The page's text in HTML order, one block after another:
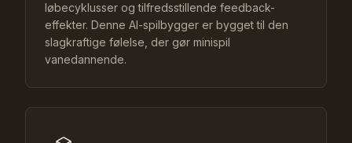
løbecyklusser og tilfredsstillende feedback-
effekter. Denne AI-spilbygger er bygget til den
slagkraftige følelse, der gør minispil
vanedannende.